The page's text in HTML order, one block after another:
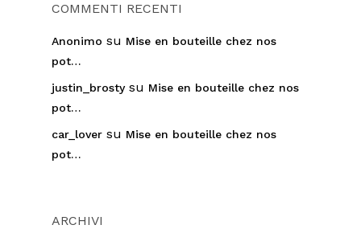
COMMENTI RECENTI
Anonimo su Mise en bouteille chez nos
pot…
justin_brostysu Mise en bouteille chez nos
pot…
car_lover su Mise en bouteille chez nos
pot…
ARCHIVI